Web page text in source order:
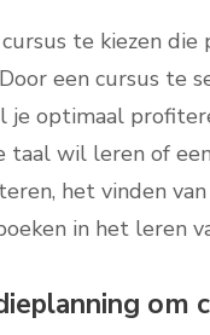
te kiezen
een cursus te
optimaal
taal wil leren of
het vinden
in het leren
om